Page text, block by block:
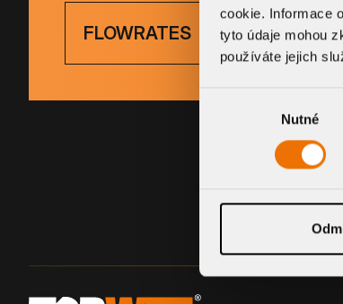
cookie. Informace
tyto údaje mohou
používáte jejich
Výběr
Nutné
FLOWRATES